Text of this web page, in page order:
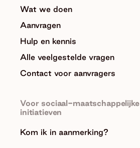
Wat we doen
Aanvragen
Hulp en kennis
Alle veelgestelde vragen
Contact voor aanvragers
Voor sociaal-maatschappelijke
initiatieven
Kom ik in aanmerking?